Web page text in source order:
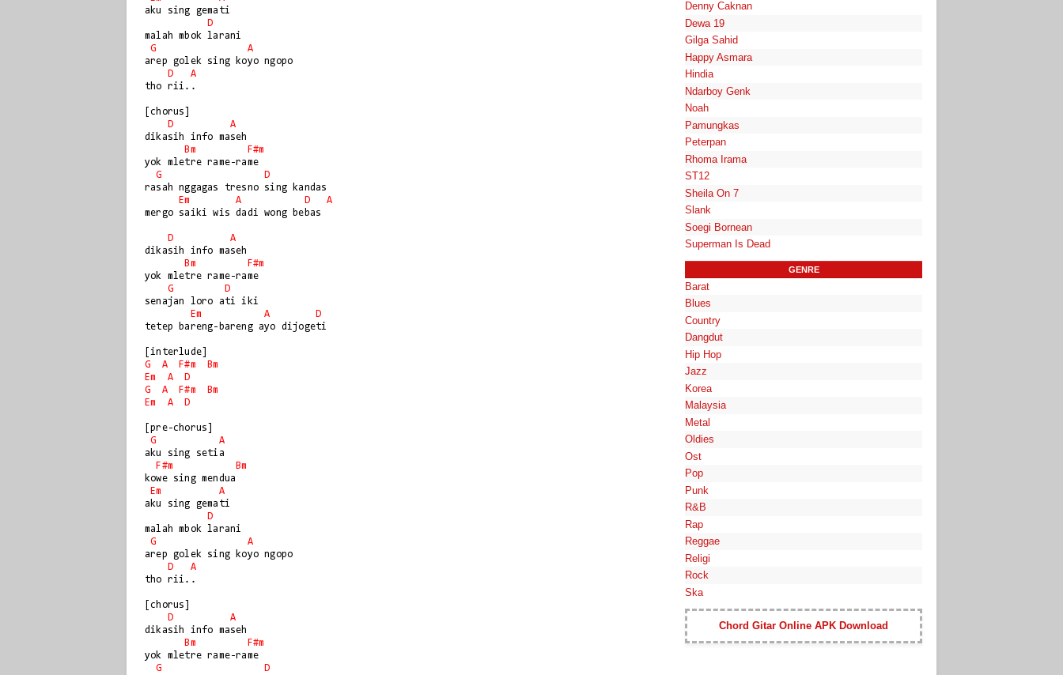
aku sing gemati
D
malah mbok larani
G
A
arep golek sing koyo ngopo
D
A
tho rii..
[chorus]
D
A
dikasih info maseh
Bm
F#m
yok mletre rame-rame
G
D
rasah nggagas tresno sing kandas
Em
A D
A
mergo saiki wis dadi wong bebas
D
A
dikasih info maseh
Bm
F#m
yok mletre rame-rame
G
D
senajan loro ati iki
Em
A
D
tetep bareng-bareng ayo dijogeti
G
A F#m
Bm
Em
A
D
G
A F#m
Bm
Em
A D
[pre-chorus]
G
A
aku sing setia
F#m
Bm
kowe sing mendua
Em
A
aku sing gemati
D
malah mbok larani
G
A
arep golek sing koyo ngopo
D
A
tho rii..
[chorus]
D
A
dikasih info maseh
Bm
F#m
yok mletre rame-rame
G
D
Denny Caknan
Dewa 19
Gilga Sahid
Happy Asmara
Hindia
Ndarboy Genk
Noah
Pamungkas
Peterpan
Rhoma Irama
ST12
Sheila On 7
Slank
Soegi Bornean
Superman Is Dead
GENRE
Barat
Blues
Country
Dangdut
Hip Hop
Jazz
Korea
Malaysia
Metal
Oldies
Ost
Pop
Punk
R&B
Rap
Reggae
Religi
Rock
Ska
Chord Gitar Online APK Download